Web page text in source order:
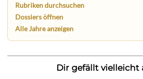
Rubriken durchsuchen
Dossiers öffnen
Alle Jahre anzeigen
Dir gefällt vielleicht